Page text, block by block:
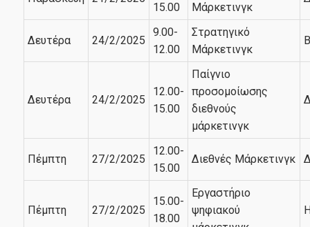
15.00
Μάρκετινγκ
Δευτέρα 24/2/2025
9.00-
12.00
Στρατηγικό
Μάρκετινγκ
Δευτέρα 24/2/2025
12.00-
15.00
Παίγνιο
προσομοίωσης
διεθνούς
μάρκετινγκ
Πέμπτη 27/2/2025
12.00-
15.00
Διεθνές Μάρκετινγκ
Πέμπτη 27/2/2025
15.00-
18.00
Εργαστήριο
ψηφιακού